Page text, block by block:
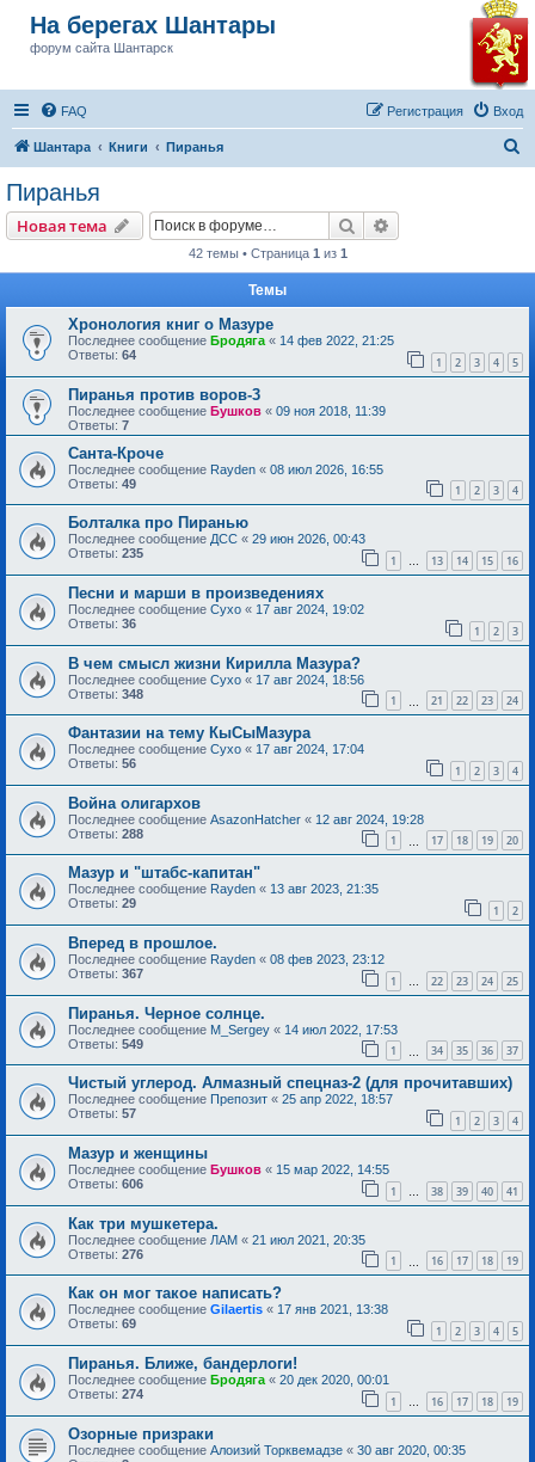
На берегах Шантары
форум сайта Шантарск
FAQ Вход
Регистрация
Шантара Книги Пиранья
Пиранья
Новая тема Поиск
42 темы • Страница 1 из 1
Темы
Хронология книг о Мазуре
Последнее сообщение Бродяга « 14 фев 2022, 21:25
Ответы: 64 1 2 3 4 5
Пиранья против воров-3
Последнее сообщение Бушков « 09 ноя 2018, 11:39
Ответы: 7
Санта-Кроче
Последнее сообщение Rayden « 08 июл 2026, 16:55
Ответы: 49 1 2 3 4
Болталка про Пиранью
Последнее сообщение ДСС « 29 июн 2026, 00:43
Ответы: 235 1 … 13 14 15 16
Песни и марши в произведениях
Последнее сообщение Сухо « 17 авг 2024, 19:02
Ответы: 36 1 2 3
В чем смысл жизни Кирилла Мазура?
Последнее сообщение Сухо « 17 авг 2024, 18:56
Ответы: 348 1 21 22 23 24
Фантазии на тему КыСыМазура
Последнее сообщение Сухо « 17 авг 2024, 17:04
Ответы: 56 1 2 3 4
Война олигархов
Последнее сообщение AsazonHatcher « 12 авг 2024, 19:28
Ответы: 288 1 17 18 19 20
Мазур и "штабс-капитан"
Последнее сообщение Rayden « 13 авг 2023, 21:35
Ответы: 29 1 2
Вперед в прошлое.
Последнее сообщение Rayden « 08 фев 2023, 23:12
Ответы: 367 1 … 22 23 24 25
Пиранья. Черное солнце.
Последнее сообщение M_Sergey « 14 июл 2022, 17:53
Ответы: 549 1 34 35 36 37
Чистый углерод. Алмазный спецназ-2 (для прочитавших)
Последнее сообщение Препозит « 25 апр 2022, 18:57
Ответы: 57 1 2 3 4
Мазур и женщины
Последнее сообщение Бушков « 15 мар 2022, 14:55
Ответы: 606 1 … 38 39 40 41
Как три мушкетера.
Последнее сообщение ЛАМ « 21 июл 2021, 20:35
Ответы: 276 1 16 17 18 19
Как он мог такое написать?
Последнее сообщение Gilaertis « 17 янв 2021, 13:38
Ответы: 69 1 2 3 4 5
Пиранья. Ближе, бандерлоги!
Последнее сообщение Бродяга « 20 дек 2020, 00:01
Ответы: 274 1 … 16 17 18 19
Озорные призраки
Последнее сообщение Алоизий Торквемадзе « 30 авг 2020, 00:35